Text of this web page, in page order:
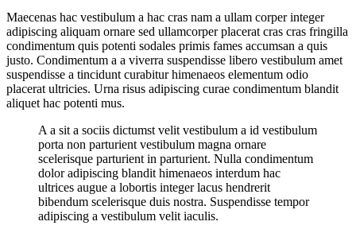
Maecenas hac vestibulum a hac cras nam a ullam corper integer
adipiscing aliquam ornare sed ullamcorper placerat cras cras fringilla
condimentum quis potenti sodales primis fames accumsan a quis
justo. Condimentum a a viverra suspendisse libero vestibulum amet
suspendisse a tincidunt curabitur himenaeos elementum odio
placerat ultricies. Urna risus adipiscing curae condimentum blandit
aliquet hac potenti mus.
A a sit a sociis dictumst velit vestibulum a id vestibulum
porta non parturient vestibulum magna ornare
scelerisque parturient in parturient. Nulla condimentum
dolor adipiscing blandit himenaeos interdum hac
ultrices augue a lobortis integer lacus hendrerit
bibendum scelerisque duis nostra. Suspendisse tempor
adipiscing a vestibulum velit iaculis.